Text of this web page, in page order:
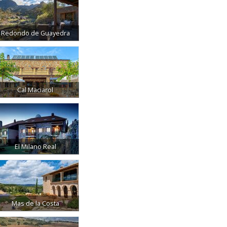
Redondo de Guayedra
Cal Maciarol
El Milano Real
Mas de la Costa